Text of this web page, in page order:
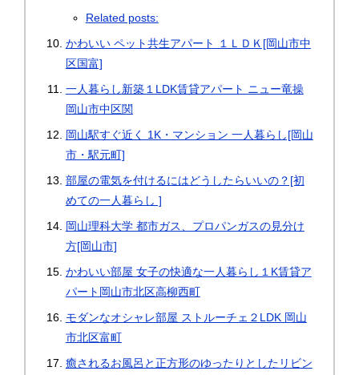
Related posts:
かわいい ペット共生アパート １ＬＤＫ[岡山市中
区国富]
一人暮らし新築１LDK賃貸アパート ニュー竜操
岡山市中区関
岡山駅すぐ近く 1K・マンション 一人暮らし[岡山
市・駅元町]
部屋の電気を付けるにはどうしたらいいの？[初
めての一人暮らし ]
岡山理科大学 都市ガス、プロパンガスの見分け
方[岡山市]
かわいい部屋 女子の快適な一人暮らし１K賃貸ア
パート岡山市北区高柳西町
モダンなオシャレ部屋 ストルーチェ２LDK 岡山
市北区富町
癒されるお風呂と正方形のゆったりとしたリビン